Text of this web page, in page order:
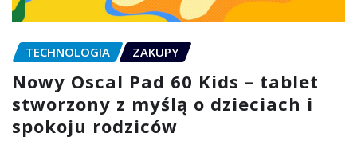
TECHNOLOGIA ZAKUPY
Nowy Oscal Pad 60 Kids – tablet
stworzony z myślą o dzieciach i
spokoju rodziców